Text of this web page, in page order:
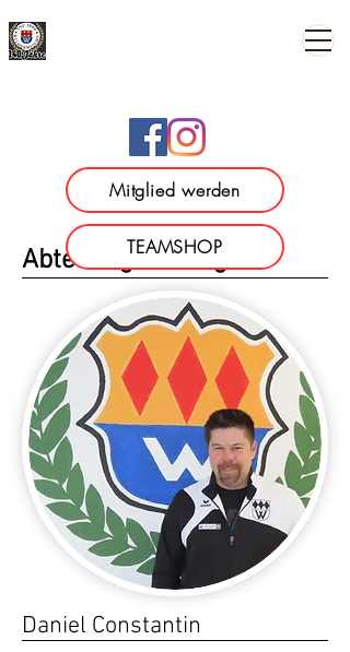
Mitglied werden
TEAMSHOP
Abteilungsleitung
Daniel Constantin